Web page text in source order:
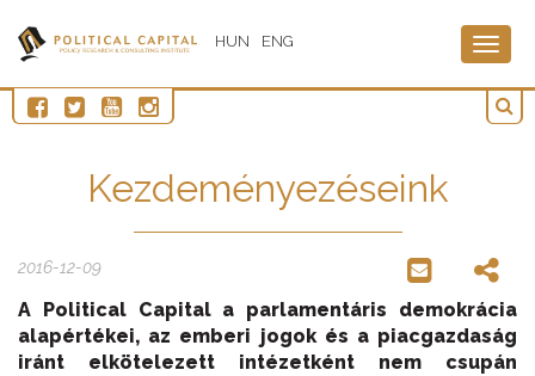
HUN ENG
Kezdeményezéseink
2016-12-09
A Political Capital a parlamentáris demokrácia
alapértékei, az emberi jogok és a piacgazdaság
iránt elkötelezett intézetként nem csupán